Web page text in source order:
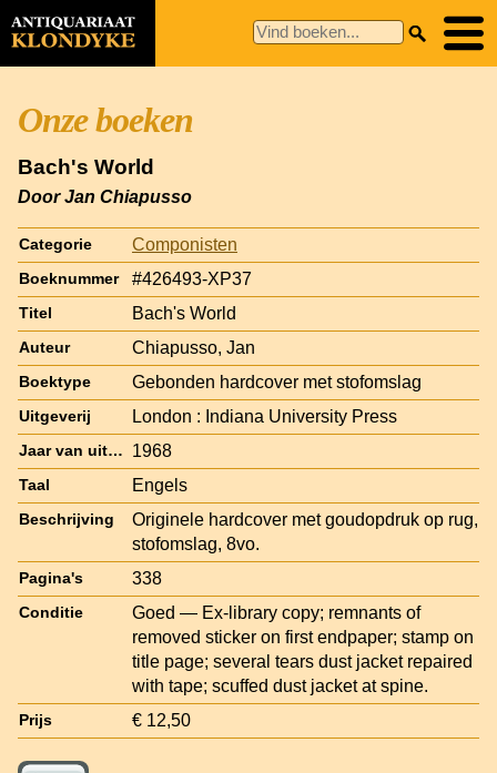
Onze boeken
Bach's World
Door Jan Chiapusso
Categorie Componisten
Boeknummer #426493-XP37
Titel Bach's World
Auteur Chiapusso, Jan
Boektype Gebonden hardcover met stofomslag
Uitgeverij London : Indiana University Press
Jaar van uitgave 1968
Taal Engels
Beschrijving
Originele hardcover met goudopdruk op rug,
stofomslag, 8vo.
Pagina's 338
Conditie
Goed — Ex-library copy; remnants of
removed sticker on first endpaper; stamp on
title page; several tears dust jacket repaired
with tape; scuffed dust jacket at spine.
Prijs € 12,50